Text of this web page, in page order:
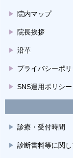
院内マップ
院長挨拶
沿革
プライバシーポ
SNS運用ポリシー
診療・受付時間
診断書料等に関し